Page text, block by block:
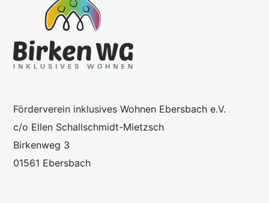
Förderverein inklusives Wohnen Ebersbach e.V.
c/o Ellen Schallschmidt-Mietzsch
Birkenweg 3
01561 Ebersbach